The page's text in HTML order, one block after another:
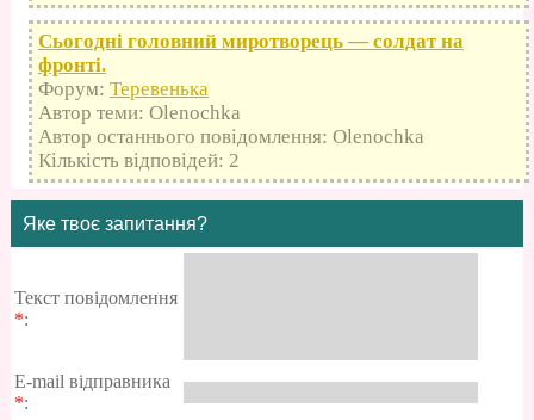
Сьогодні головний миротворець — солдат на
фронті.
Форум: Теревенька
Автор теми: Olenochka
Автор останнього повідомлення: Olenochka
Кількість відповідей: 2
Яке твоє запитання?
Текст повідомлення
*:
E-mail відправника
*: